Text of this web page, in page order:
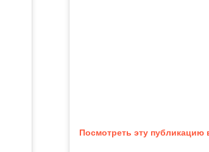
Посмотреть эту публикацию